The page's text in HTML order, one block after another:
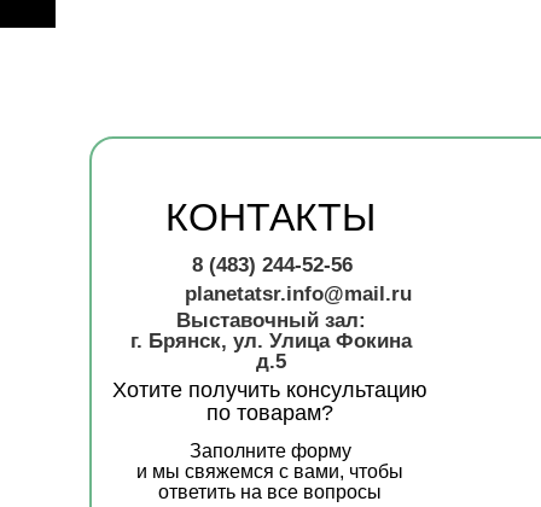
planetatsr.info@mail.ru
8 (483) 244-52-56
Выставочный зал:
г. Брянск, ул. Улица Фокина
д.5
Заполните форму
и мы свяжемся с вами, чтобы
ответить на все вопросы
КОНТАКТЫ
Хотите получить консультацию
по товарам?